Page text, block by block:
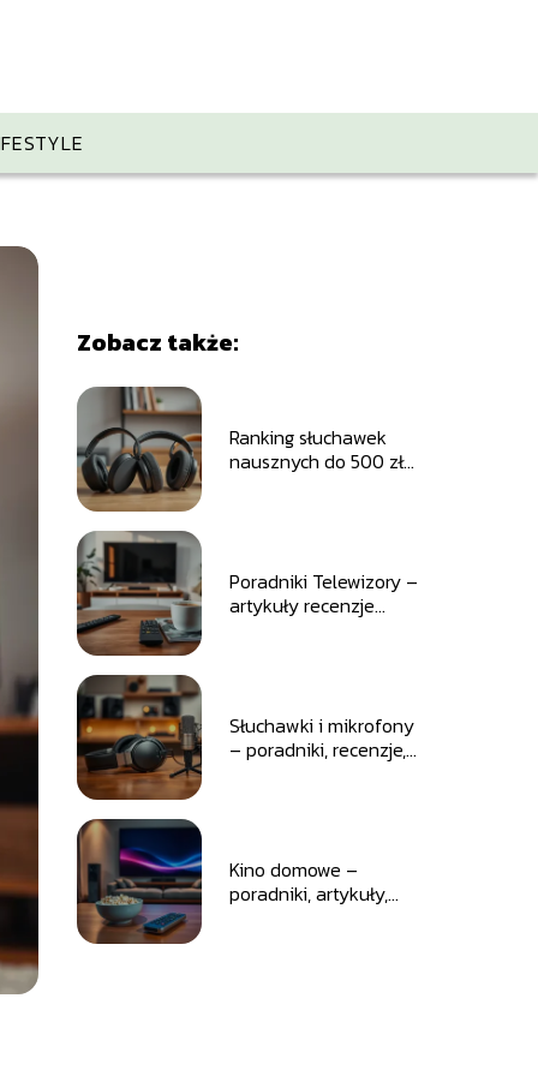
Zobacz także:
Ranking słuchawek
nausznych do 500 zł
Poradniki Telewizory –
artykuły recenzje
Słuchawki i mikrofony
– poradniki, recenzje,
Kino domowe –
poradniki, artykuły,